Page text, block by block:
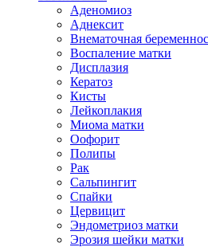
Аденомиоз
Аднексит
Внематочная
Воспаление матки
Дисплазия
Кератоз
Кисты
Лейкоплакия
Миома матки
Оофорит
Полипы
Рак
Сальпингит
Спайки
Цервицит
Эндометриоз матки
Эрозия шейки матки